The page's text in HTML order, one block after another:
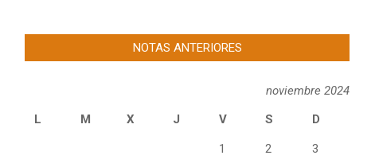
NOTAS ANTERIORES
noviembre 2024
L
M X J V S D
1 2 3